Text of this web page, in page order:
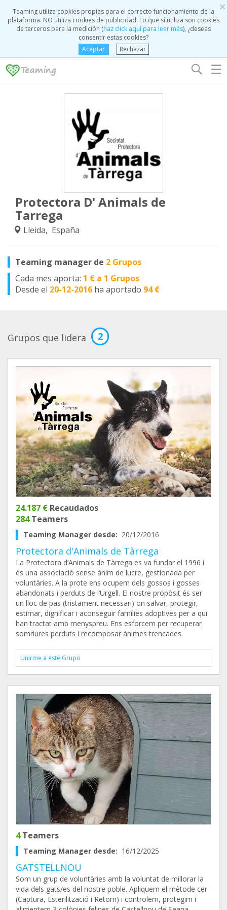
×
Teaming utiliza cookies propias para el correcto funcionamiento de la
plataforma. NO utiliza cookies de publicidad. Lo que sí utiliza son cookies
de terceros para la medición (haz click aquí para leer más), ¿deseas
consentir estas cookies?
Aceptar
Rechazar
☰
Protectora D' Animals de
Tarrega
Lleida, España
Teaming manager de 2 Grupos
Cada mes aporta: 1 € a 1 Grupos
Desde el 20-12-2016 ha aportado 94 €
Grupos que lidera 2
24.187 € Recaudados
284Teamers
Teaming Manager desde: 20/12/2016
Protectora d'Animals de Tàrrega
La Protectora d’Animals de Tàrrega es va fundar el 1996 i
és una associació sense ànim de lucre, gestionada per
voluntàries. A la prote ens ocupem dels gossos i gosses
abandonats i perduts de l’Urgell. El nostre propòsit és ser
un lloc de pas (tristament necessari) on salvar, protegir,
estimar, dignificar i aconseguir famílies adoptives per a qui
han tractat amb menyspreu. Ens esforcem per recuperar
somriures perduts i recomposar ànimes trencades.
Unirme a este Grupo
4Teamers
Teaming Manager desde: 16/12/2025
GATSTELLNOU
Som un grup de voluntàries amb la voluntat de millorar la
vida dels gats/es del nostre poble. Apliquem el mètode cer
(Captura, Esterilització i Retorn) i controlem, protegim i